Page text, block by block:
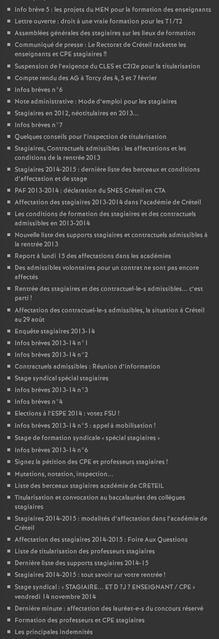
Info brève 5 : les projets du MEN pour la formation des enseignants
Lettre ouverte : droit à une vraie formation pour les T1/T2
Assemblées générales des stagiaires sur les lieux de formation
Communiqué de presse : Le Rectorat de Créteil rackette les
enseignants etCPE stagiaires !!
Suspension de l’exigence duCLESet C2I2e pour la titularisation
Compte rendu des AG à Torcy des 4, 5 et 7 février
Infos brèves n°6
Note administrative : Mode d’emploi pour les stagiaires
Stagiaires en 2012, néotitulaires en 2013...
Infos brèves n°7
Quelques conseils pour l’inspection de titularisation
Stagiaires, Contractuels admissibles : les affectations et les
conditions de la rentrée 2013
Stagiaires 2014-2015 : dernière liste des berceaux et conditions
d’affectation et de stage
PAF2013-2014 : déclaration duSNESCréteil en CTA
Affectation des stagiaires 2013-2014 dans l’académie de Créteil
Les conditions de formation des stagiaires et des contractuels
admissibles en 2013-2014
Nouvelle liste des supports stagiaires et contractuels admissibles à
la rentrée 2013
Report à lundi 15 des affectations dans les académies
Des admissibles volontaires pour un contrat ne sont pas encore
affectés
Rentrée des stagiaires et des contractuel-le-s admissibles... c’est
parti !
Affectation des contractuel-le-s admissibles, la situation à Créteil
au 29 août
Enquête stagiaires 2013-14
Infos brèves 2013-14 n°1
Infos brèves 2013-14 n°2
Contractuels admissibles : Réunion d’information
Stage syndical spécial stagiaires
Infos brèves 2013-14 n°3
Infos brèves n°4
Elections à l’ESPE 2014 : votez FSU !
Infos brèves 2013-14 n°5 : appel à mobilisation !
Stage de formation syndicale «spécial stagiaires »
Infos brèves 2013-14 n°6
Signez la pétition des CPE et professeurs stagiaires !
Mutations, notation, inspection...
Liste des berceaux stagiaires académie deCRETEIL
Titularisation et convocation au baccalauréat des collègues
stagiaires
Stagiaires 2014-2015 : modalités d’affectation dans l’académie de
Créteil
Affectation des stagiaires 2014-2015 : Foire Aux Questions
Liste de titularisation des professeurs stagiaires
Dernière liste des supports stagiaires 2014-15
Stagiaires 2014-2015 : tout savoir sur votre rentrée!
Stage syndical : «STAGIAIRE... ET D ?J ? ENSEIGNANT/CPE »
vendredi 14 novembre 2014
Dernière minute : affectation des lauréat-e-s du concours réservé
Formation des professeurs etCPE stagiaires
Les principales indemnités